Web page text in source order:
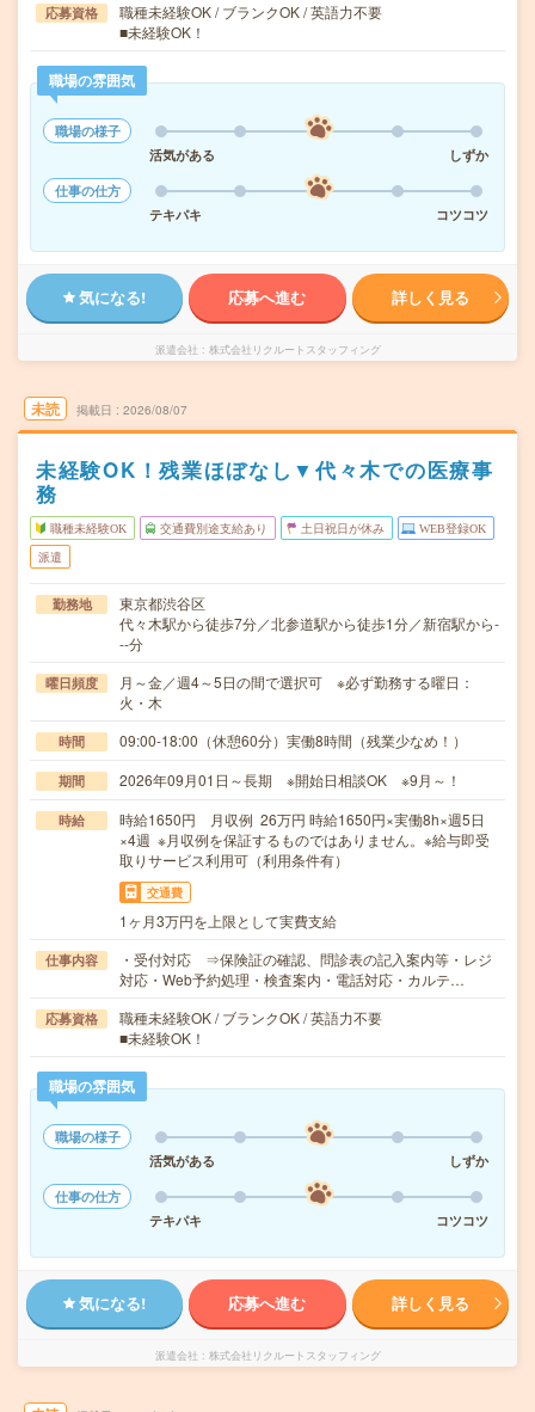
応募資格
職種未経験OK / ブランクOK / 英語力不要
■未経験OK！
職場の雰囲気
職場の様子
活気がある
しずか
仕事の仕方
テキパキ
コツコツ
気になる! 応募へ進む 詳しく見る
派遣会社 株式会社リクルートスタッフィング
未読 掲載日 2026/08/07
未経験OK！残業ほぼなし▼代々木での医療事
務
職種未経験OK 交通費別途支給あり 土日祝日が休み WEB登録OK
派遣
勤務地
東京都渋谷区
代々木駅から徒歩7分／北参道駅から徒歩1分／新宿駅から-
--分
曜日頻度
月～金／週4～5日の間で選択可 ※必ず勤務する曜日：
火・木
時間 09:00-18:00（休憩60分）実働8時間（残業少なめ！）
期間 2026年09月01日～長期 ※開始日相談OK ※9月～！
時給
時給1650円 月収例 26万円 時給1650円×実働8h×週5日
×4週 ※月収例を保証するものではありません。※給与即受
取りサービス利用可（利用条件有）
交通費
1ヶ月3万円を上限として実費支給
仕事内容
・受付対応 ⇒保険証の確認、問診表の記入案内等・レジ
対応・Web予約処理・検査案内・電話対応・カルテ…
応募資格
職種未経験OK / ブランクOK / 英語力不要
■未経験OK！
職場の雰囲気
職場の様子
活気がある
しずか
仕事の仕方
テキパキ
コツコツ
気になる! 応募へ進む 詳しく見る
派遣会社 株式会社リクルートスタッフィング